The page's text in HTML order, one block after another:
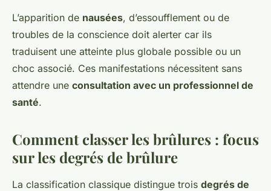
L’apparition de nausées, d’essoufflement ou de
troubles de la conscience doit alerter car ils
traduisent une atteinte plus globale possible ou un
choc associé. Ces manifestations nécessitent sans
attendre une consultation avec un professionnel de
santé.
Comment classer les brûlures : focus
sur les degrés de brûlure
La classification classique distingue trois degrés de